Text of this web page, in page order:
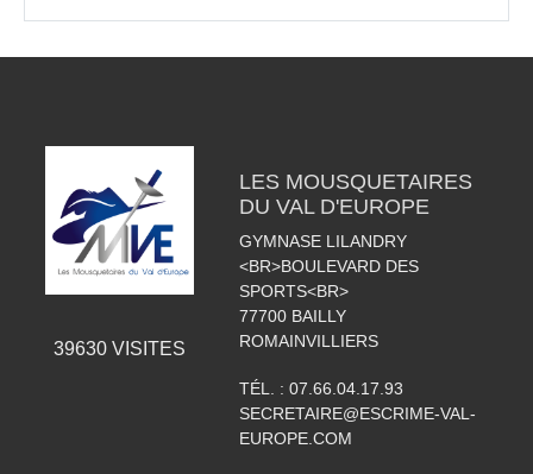
39630VISITES
LES MOUSQUETAIRES
DU VAL D'EUROPE
GYMNASE LILANDRY
<BR>BOULEVARD DES
SPORTS<BR>
77700 BAILLY
ROMAINVILLIERS
TÉL. : 07.66.04.17.93
SECRETAIRE@ESCRIME-VAL-
EUROPE.COM